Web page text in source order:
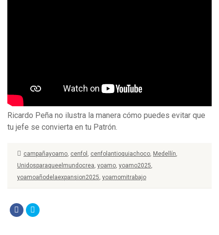
Ricardo Peña no ilustra la manera cómo puedes evitar que
tu jefe se convierta en tu Patrón.
campañayoamo, cenfol , cenfolantioquiachoco, Medellín,
Unidosparaqueelmundocrea, yoamo, yoamo2025,
yoamoañodelaexpansion2025, yoamomitrabajo